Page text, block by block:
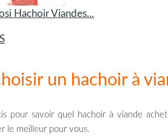
Hachoir Viandes...
un hachoir à
pour savoir quel hachoir à viande
le meilleur pour vous.